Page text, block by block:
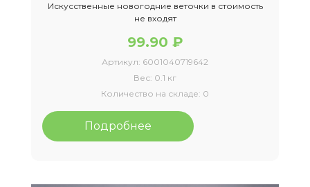
Искусственные новогодние веточки в стоимость
не входят
99.90 ₽
Артикул: 6001040719642
Вес: 0.1 кг
Количество на складе: 0
Подробнее